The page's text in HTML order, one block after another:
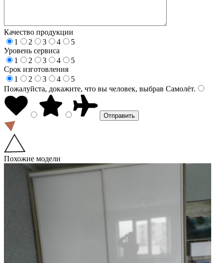
Качество продукции
1
2 3 4
5
Уровень сервиса
1
2 3 4
5
Срок изготовления
1
2 3 4
5
Пожалуйста, докажите, что вы человек, выбрав Самолёт.
Похожие модели